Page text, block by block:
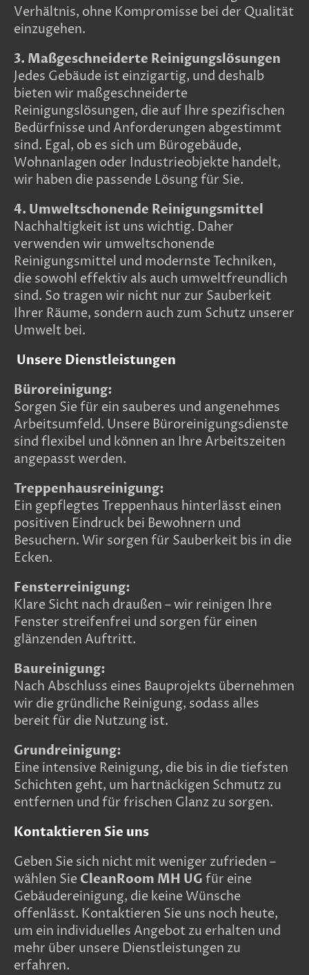
Verhältnis, ohne Kompromisse bei der Qualität
einzugehen.
3. Maßgeschneiderte Reinigungslösungen
Jedes Gebäude ist einzigartig, und deshalb
bieten wir maßgeschneiderte
Reinigungslösungen, die auf Ihre spezifischen
Bedürfnisse und Anforderungen abgestimmt
sind. Egal, ob es sich um Bürogebäude,
Wohnanlagen oder Industrieobjekte handelt,
wir haben die passende Lösung für Sie.
4. Umweltschonende Reinigungsmittel
Nachhaltigkeit ist uns wichtig. Daher
verwenden wir umweltschonende
Reinigungsmittel und modernste Techniken,
die sowohl effektiv als auch umweltfreundlich
sind. So tragen wir nicht nur zur Sauberkeit
Ihrer Räume, sondern auch zum Schutz unserer
Umwelt bei.
Unsere Dienstleistungen
Büroreinigung:
Sorgen Sie für ein sauberes und angenehmes
Arbeitsumfeld. Unsere Büroreinigungsdienste
sind flexibel und können an Ihre Arbeitszeiten
angepasst werden.
Treppenhausreinigung:
Ein gepflegtes Treppenhaus hinterlässt einen
positiven Eindruck bei Bewohnern und
Besuchern. Wir sorgen für Sauberkeit bis in die
Ecken.
Fensterreinigung:
Klare Sicht nach draußen – wir reinigen Ihre
Fenster streifenfrei und sorgen für einen
glänzenden Auftritt.
Baureinigung:
Nach Abschluss eines Bauprojekts übernehmen
wir die gründliche Reinigung, sodass alles
bereit für die Nutzung ist.
Grundreinigung:
Eine intensive Reinigung, die bis in die tiefsten
Schichten geht, um hartnäckigen Schmutz zu
entfernen und für frischen Glanz zu sorgen.
Kontaktieren Sie uns
Geben Sie sich nicht mit weniger zufrieden –
wählen Sie CleanRoom MH UG für eine
Gebäudereinigung, die keine Wünsche
offenlässt. Kontaktieren Sie uns noch heute,
um ein individuelles Angebot zu erhalten und
mehr über unsere Dienstleistungen zu
erfahren.